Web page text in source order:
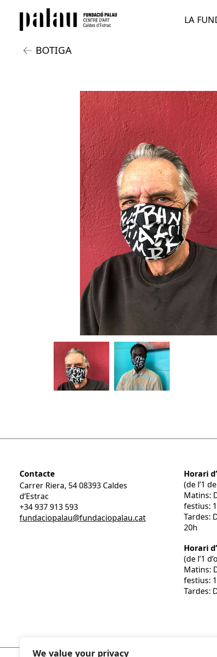
We value your privacy
LA
BOTIGA
Contacte
Carrer Riera, 54 08393 Caldes
d’Estrac
+34 937 913 593
fundaciopalau@fundaciopalau.cat
Horari
(de l’1
Matins:
festius:
Tardes:
20h
Horari
(de l’1
Matins:
festius:
Tardes: